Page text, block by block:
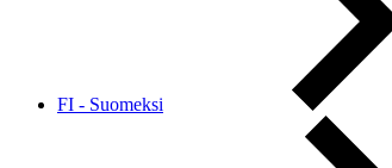
FI - Suomeksi